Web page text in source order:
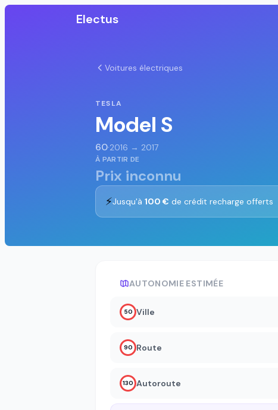
Electus
Voitures électriques
TESLA
Model S
60·2016 → 2017
À PARTIR DE
Prix inconnu
⚡Jusqu'à 100 € de crédit recharge offerts
AUTONOMIE ESTIMÉE
50 Ville
90 Route
130 Autoroute